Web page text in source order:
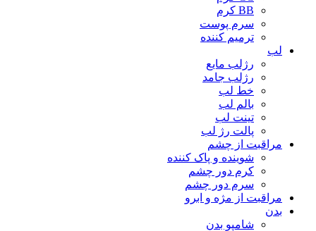
BB کرم
سرم پوست
ترمیم کننده
لب
رژلب مایع
رژلب جامد
خط لب
بالم لب
تینت لب
پالت رژ لب
مراقبت از چشم
شوینده و پاک کننده
کرم دور چشم
سرم دور چشم
مراقبت از مژه و ابرو
بدن
شامپو بدن